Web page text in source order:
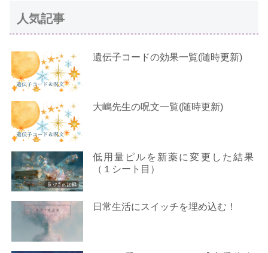
人気記事
遺伝子コードの効果一覧(随時更新)
大嶋先生の呪文一覧(随時更新)
低用量ピルを新薬に変更した結果
（１シート目）
日常生活にスイッチを埋め込む！